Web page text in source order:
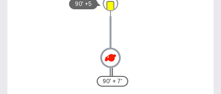
90' +5
90' + 7'